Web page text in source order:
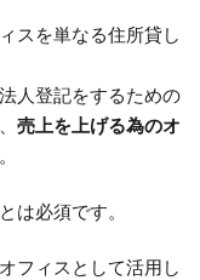
スを単なる住所貸し
人登記をするための
売上を上げる為のオ
は必須です。
フィスとして活用し